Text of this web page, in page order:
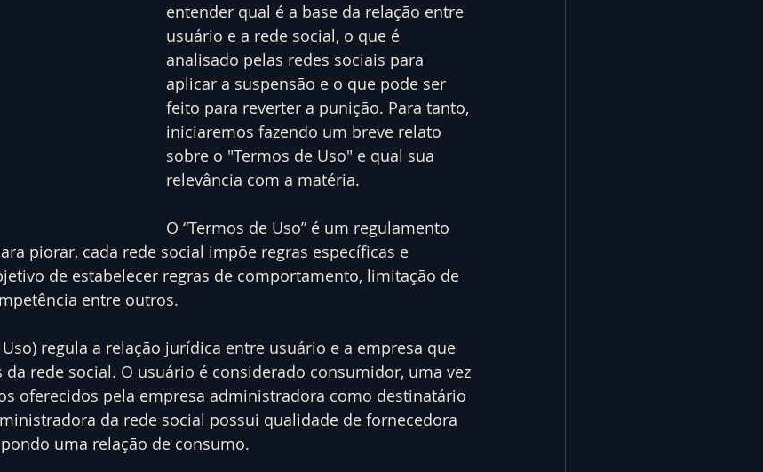
entender qual é a base da relação entre
usuário e a rede social, o que é
analisado pelas redes sociais para
aplicar a suspensão e o que pode ser
feito para reverter a punição. Para tanto,
iniciaremos fazendo um breve relato
sobre o "Termos de Uso" e qual sua
relevância com a matéria.
O “Termos de Uso” é um regulamento
piorar, cada rede social impõe regras específicas e
de estabelecer regras de comportamento, limitação de
entre outros.
regula a relação jurídica entre usuário e a empresa que
rede social. O usuário é considerado consumidor, uma vez
oferecidos pela empresa administradora como destinatário
da rede social possui qualidade de fornecedora
uma relação de consumo.